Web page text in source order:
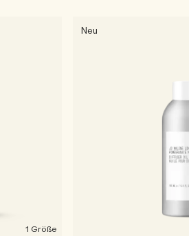
1 Größe
Neu